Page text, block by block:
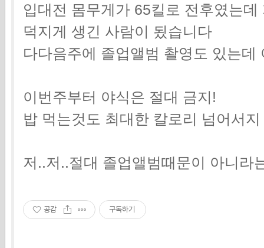
입대전 몸무게가 65킬로 전후였는
덕지게 생긴 사람이 됬습니다
다다음주에 졸업앨범 촬영도 있는데
이번주부터 야식은 절대 금지!
밥 먹는것도 최대한 칼로리 넘어서
저..저..절대 졸업앨범때문이 아니라
공감 구독하기